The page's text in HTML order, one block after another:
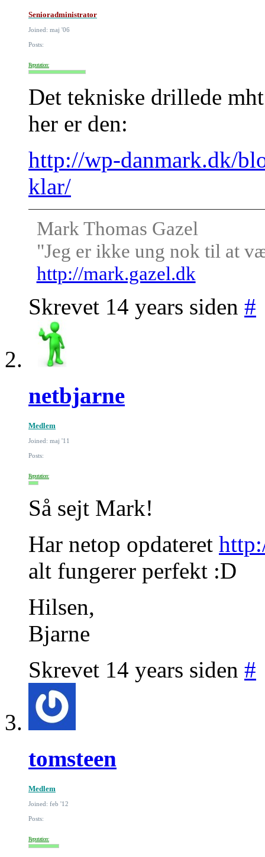
Senioradministrator
Joined: maj '06
Posts:
Reputation:
Det tekniske drillede
her er den:
http://wp-danmark.dk/
klar/
Mark Thomas Gazel
"Jeg er ikke ung nok til at
http://mark.gazel.dk
Skrevet 14 years siden #
netbjarne
Medlem
Joined: maj '11
Posts:
Reputation:
Så sejt Mark!
Har netop opdateret
alt fungerer perfekt :D
Hilsen,
Bjarne
Skrevet 14 years siden #
tomsteen
Medlem
Joined: feb '12
Posts:
Reputation: